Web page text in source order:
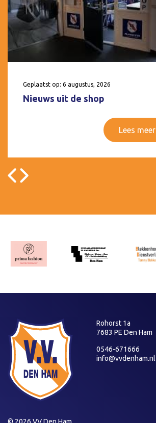
Geplaatst op: 6 augustus, 2026
Nieuws uit de shop
Lees meer
Rohorst 1a
7683 PE Den Ham
0546-671666
info@vvdenham.nl